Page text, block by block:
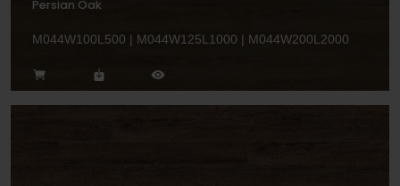
Persian Oak
M044W100L500 | M044W125L1000 | M044W200L2000